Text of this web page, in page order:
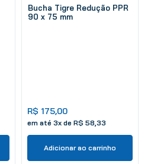
Bucha Tigre Redução PPR
90 x 75 mm
R$ 175,00
em até 3x de R$ 58 33
Adicionar ao carrinho